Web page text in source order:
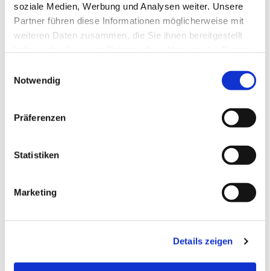
soziale Medien, Werbung und Analysen weiter. Unsere
Partner führen diese Informationen möglicherweise mit
weiteren Daten zusammen, die Sie ihnen bereitgestellt
Notwendig
Präferenzen
Statistiken
Marketing
Details zeigen
Dies könnte Sie auch